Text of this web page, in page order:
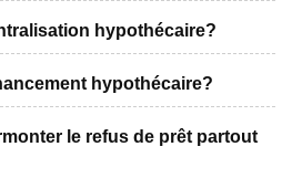
hypothécaire?
hypothécaire?
le refus de prêt partout